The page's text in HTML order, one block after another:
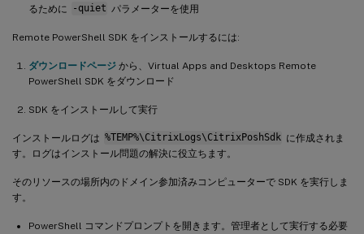
るために
-quiet パラメーターを使用
Remote PowerShell SDK をインストールするには:
ダウンロードページ から、Virtual Apps and Desktops Remote
PowerShell SDK をダウンロード
SDK をインストールして実行
インストールログは %TEMP%\CitrixLogs\CitrixPoshSdk に作成されま
す。ログはインストール問題の解決に役立ちます。
そのリソースの場所内のドメイン参加済みコンピューターで SDK を実行しま
す。
PowerShell コマンドプロンプトを開きます。管理者として実行する必要